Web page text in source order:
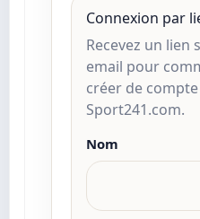
Connexion par
Recevez un lien
email pour
créer de
Sport241.com.
Nom